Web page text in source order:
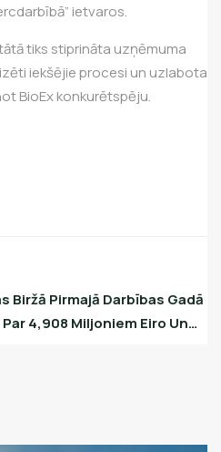
ietvaros.
tiks stiprināta uzņēmuma
iekšējie procesi un uzlabota
BioEx konkurētspēju.
Biržā Pirmajā Darbības Gadā
4,908 Miljoniem Eiro Un